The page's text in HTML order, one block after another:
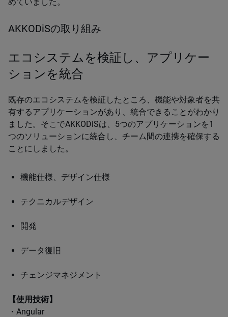
AKKODiSの取り組み
エコシステムを検証し、アプリケー
ションを統合
既存のエコシステムを検証したところ、機能や対象者を共
有するアプリケーションがあり、統合できることがわかり
ました。そこでAKKODiSは、5つのアプリケーションを1
つのソリューションに統合し、チーム間の連携を確保する
ことにしました。
機能仕様、デザイン仕様
テクニカルデザイン
開発
データ復旧
チェンジマネジメント
【使用技術】
・Angular